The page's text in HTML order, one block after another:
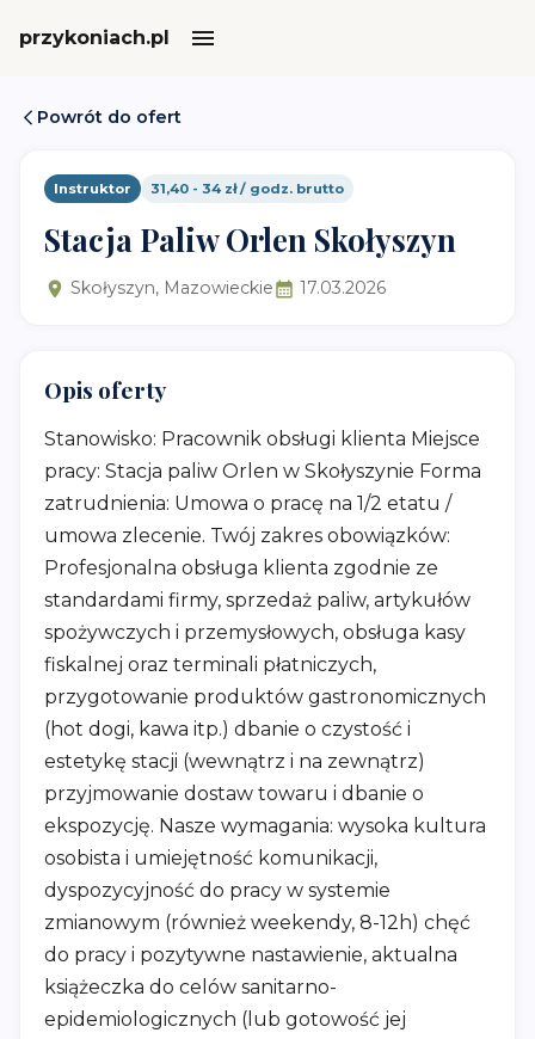
przykoniach.pl
Powrót do ofert
Instruktor 31,40 - 34 zł / godz. brutto
Stacja Paliw Orlen Skołyszyn
Skołyszyn, Mazowieckie 17.03.2026
Opis oferty
Stanowisko: Pracownik obsługi klienta Miejsce
pracy: Stacja paliw Orlen w Skołyszynie Forma
zatrudnienia: Umowa o pracę na 1/2 etatu /
umowa zlecenie. Twój zakres obowiązków:
Profesjonalna obsługa klienta zgodnie ze
standardami firmy, sprzedaż paliw, artykułów
spożywczych i przemysłowych, obsługa kasy
fiskalnej oraz terminali płatniczych,
przygotowanie produktów gastronomicznych
(hot dogi, kawa itp.) dbanie o czystość i
estetykę stacji (wewnątrz i na zewnątrz)
przyjmowanie dostaw towaru i dbanie o
ekspozycję. Nasze wymagania: wysoka kultura
osobista i umiejętność komunikacji,
dyspozycyjność do pracy w systemie
zmianowym (również weekendy, 8-12h) chęć
do pracy i pozytywne nastawienie, aktualna
książeczka do celów sanitarno-
epidemiologicznych (lub gotowość jej